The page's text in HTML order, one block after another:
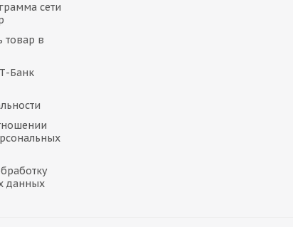
сети
товар в
Банк
данных